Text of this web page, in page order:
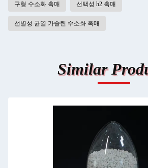
구형 수소화 촉매 선택성 h2 촉매
선별성 균열 가솔린 수소화 촉매
Similar